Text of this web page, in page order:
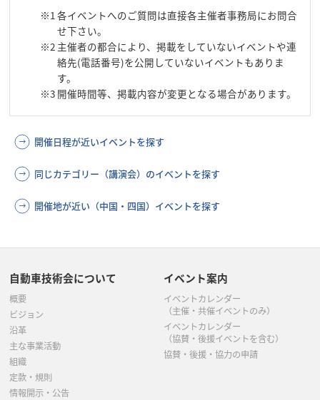
※1 各イベントへのご質問は直接各主催者事務局にお問合
せ下さい。
※2 主催者の都合により、掲載をしていないイベントや連
絡先(電話番号)を公開していないイベントもありま
す。
※3 開催時間等、掲載内容が変更となる場合があります。
開催日程が近いイベントを探す
同じカテゴリー（講演会）のイベントを探す
開催地が近い（中国・四国）イベントを探す
自動車技術会について
概要
ビジョン
沿革
主な事業活動
組織
定款・規則
情報開示・公告
イベント案内
イベントカレンダー
（主催・共催イベントのみ）
イベントカレンダー
（協賛・後援イベントを含む）
協賛・後援・協力の申請